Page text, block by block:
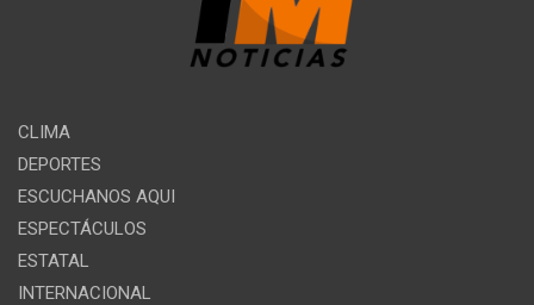
CLIMA
DEPORTES
ESCUCHANOS AQUI
ESPECTÁCULOS
ESTATAL
INTERNACIONAL